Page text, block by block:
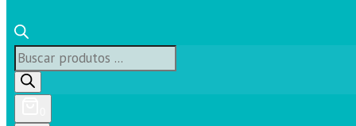
Búsqueda
de
productos